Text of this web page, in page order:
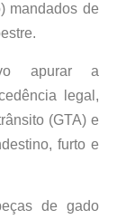
mandados de
apurar a
legal,
(GTA) e
furto e
de gado